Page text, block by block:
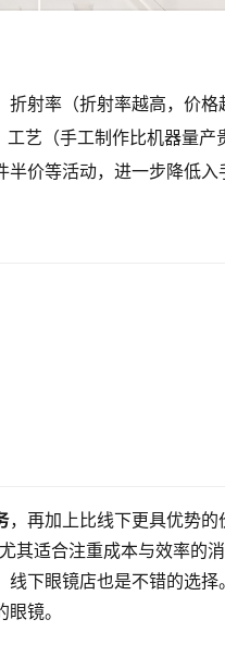
射率（折射率越高，价格
艺（手工制作比机器量产
价等活动，进一步降低入
，再加上比线下更具优势
其适合注重成本与效率的
下眼镜店也是不错的选择
镜。